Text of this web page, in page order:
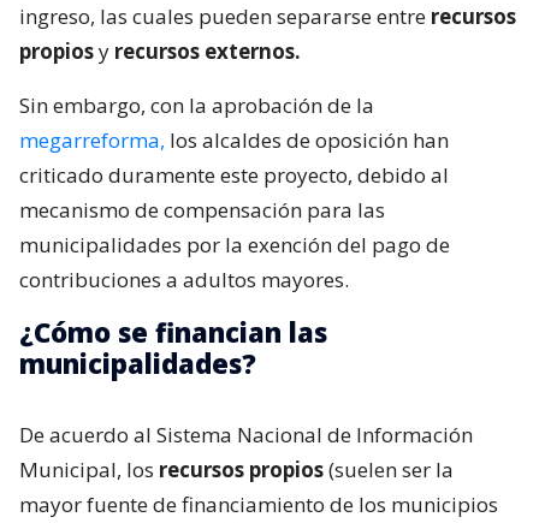
ingreso, las cuales pueden separarse entre recursos
propiosy recursos externos.
Sin embargo, con la aprobación de la
megarreforma, los alcaldes de oposición han
criticado duramente este proyecto, debido al
mecanismo de compensación para las
municipalidades por la exención del pago de
contribuciones a adultos mayores.
¿Cómo se financian las
municipalidades?
De acuerdo al Sistema Nacional de Información
Municipal, los recursos propios(suelen ser la
mayor fuente de financiamiento de los municipios